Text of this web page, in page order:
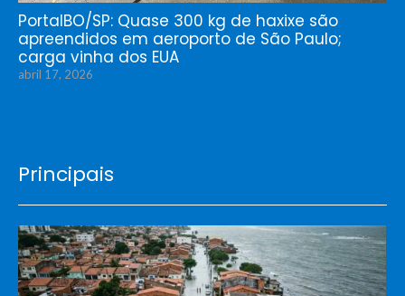
PortalBO/SP: Quase 300 kg de haxixe são
apreendidos em aeroporto de São Paulo;
carga vinha dos EUA
abril 17, 2026
Principais